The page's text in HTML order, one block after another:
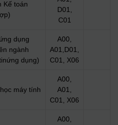
Kế toán
D01,
C01
dụng
ngành
dụng)
A00,
A01,D01,
C01, X06
máy tính
A00,
A01,
C01, X06
A00,